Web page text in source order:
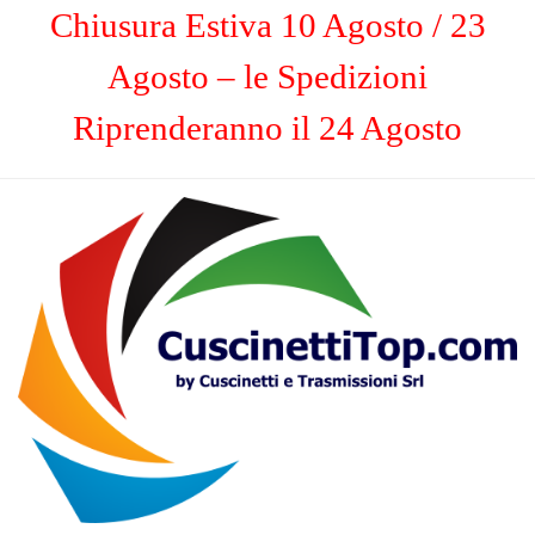
Chiusura Estiva 10 Agosto / 23
Agosto – le Spedizioni
Riprenderanno il 24 Agosto